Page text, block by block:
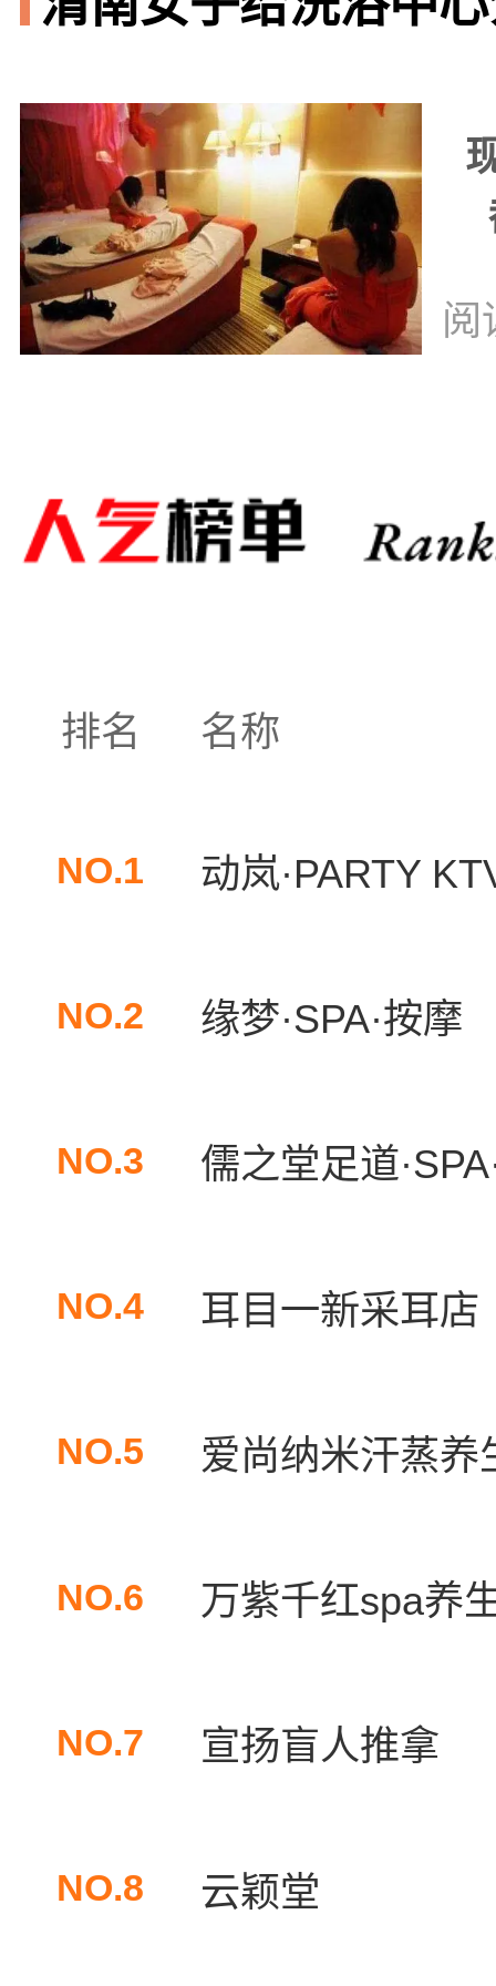
阅
排名 名称
NO.1 动岚·PARTY
NO.2 缘梦·SPA·按摩
NO.3 儒之堂足道
NO.4 耳目一新采耳店
NO.5 爱尚纳米汗蒸养
NO.6 万紫千红spa养
NO.7 宣扬盲人推拿
NO.8 云颖堂